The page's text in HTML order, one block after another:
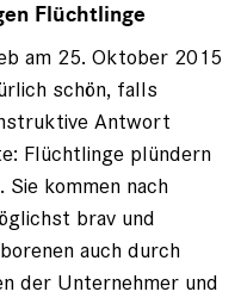
Flüchtlinge
am 25. Oktober 2015
schön, falls
Antwort
Flüchtlinge plündern
Sie kommen nach
brav und
auch durch
der Unternehmer und